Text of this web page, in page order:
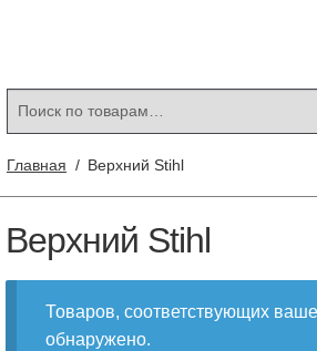
Главная / Верхний Stihl
Верхний Stihl
Товаров, соответствующих
обнаружено.